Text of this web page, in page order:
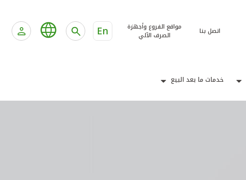
اتصل بنا
مواقع الفروع وأجهزة
الصرف الآلي
En
خدمات ما بعد البيع